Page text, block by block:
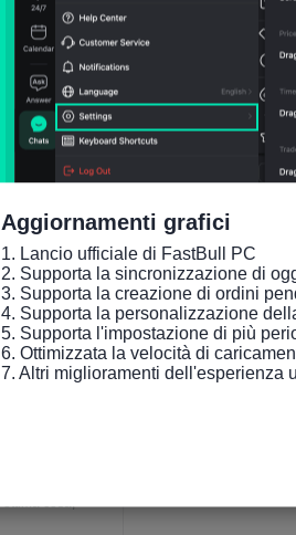
Aggiornamenti grafici
1. Lancio ufficiale di FastBull PC
2. Supporta la sincronizzazione di
3. Supporta la creazione di ordini
4. Supporta la personalizzazione
5. Supporta l'impostazione di più
6. Ottimizzata la velocità di
7. Altri miglioramenti dell'esperienza